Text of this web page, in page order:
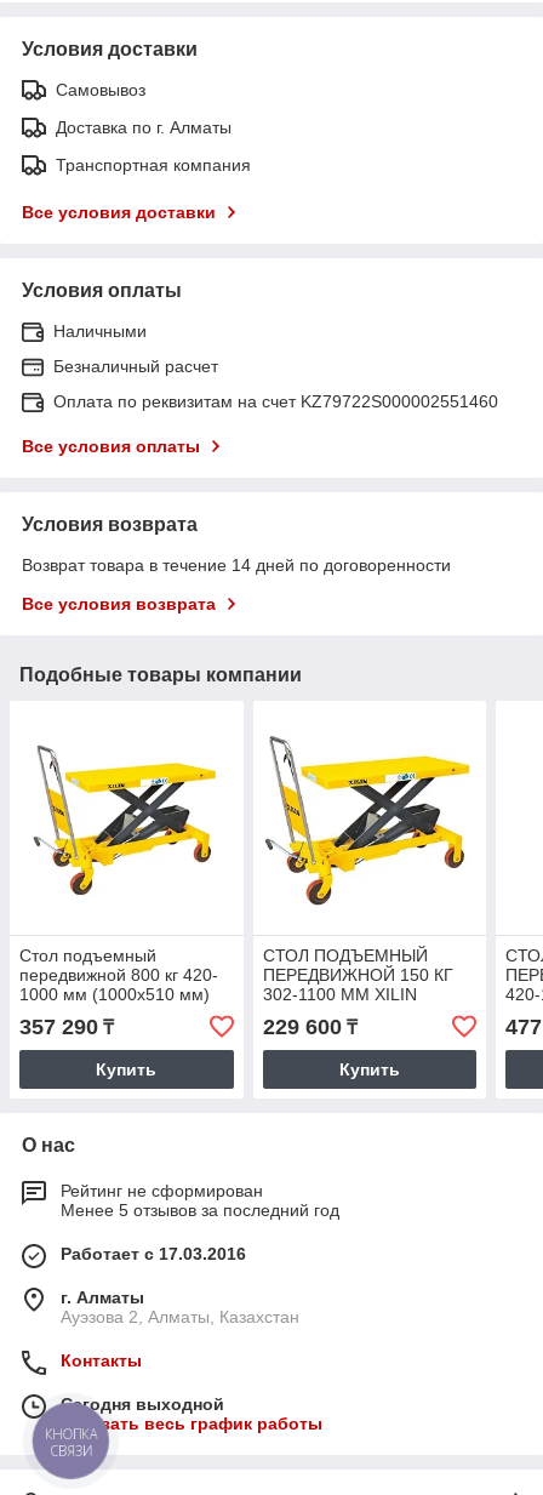
Условия доставки
Самовывоз
Доставка по г. Алматы
Транспортная компания
Все условия доставки
Условия оплаты
Наличными
Безналичный расчет
Оплата по реквизитам на счет KZ79722S000002551460
Все условия оплаты
Условия возврата
Возврат товара в течение 14 дней по договоренности
Все условия возврата
Подобные товары компании
Стол подъемный
передвижной 800 кг 420-
1000 мм (1000х510 мм)
357 290 ₸
Купить
СТОЛ ПОДЪЕМНЫЙ
ПЕРЕДВИЖНОЙ 150 КГ
302-1100 ММ XILIN
229 600₸
Купить
О нас
Рейтинг не сформирован
Менее 5 отзывов за последний год
Работает с 17.03.2016
г. Алматы
Ауэзова 2, Алматы, Казахстан
Контакты
Сегодня выходной
Показать весь график работы
КНОПКА
СВЯЗИ